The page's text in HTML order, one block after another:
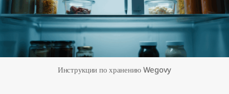
Инструкции по хранению Wegovy